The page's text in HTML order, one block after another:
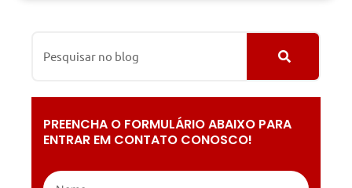
PREENCHA O FORMULÁRIO ABAIXO PARA
ENTRAR EM CONTATO CONOSCO!